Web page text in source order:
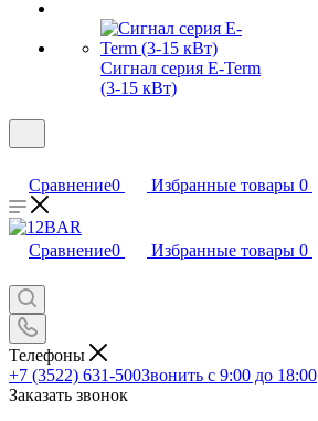
Сигнал серия E-Term
(3-15 кВт)
Сравнение0 Избранные товары 0
Сравнение0 Избранные товары 0
Телефоны
+7 (3522) 631-500Звонить с 9:00 до 18:00
Заказать звонок